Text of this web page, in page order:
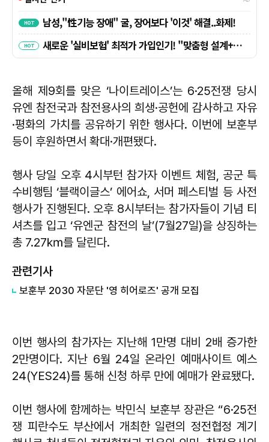
올해 제9회를 맞은 ‘나이트레이스’는 6·25전쟁 당시
유엔 참전국과 참전용사의 희생·공헌에 감사하고 자유
·평화의 가치를 공유하기 위한 행사다. 이번에 보훈부
등이 후원하면서 확대·개편됐다.
행사 당일 오후 4시부턴 참가자 이벤트 체험, 공군 특
수비행팀 ‘블랙이글스’ 에어쇼, 서머 페스티벌 등 사전
행사가 진행된다. 오후 8시부터는 참가자들이 기념 티
셔츠를 입고 ‘유엔군 참전의 날’(7월27일)을 상징하는
총 7.27㎞를 달린다.
관련기사
​보훈부 2030 자문단 '영 히어로즈' 공개 모집
이번 행사의 참가자는 지난해 1만명 대비 2배 증가한
2만명이다. 지난 6월 24일 온라인 예매사이트 예스
24(YES24)를 통해 신청 하루 만에 예매가 완료됐다.
이번 행사에 함께하는 박민식 보훈부 장관은 “6·25전
쟁 피란수도 부산에서 개최한 일련의 정전협정 계기